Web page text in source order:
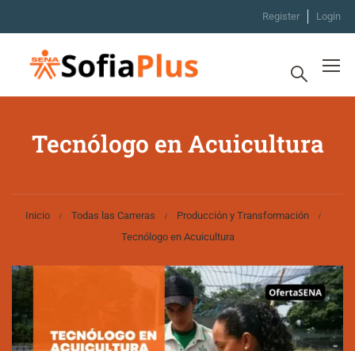
Register Login
Tecnólogo en Acuicultura
Inicio Todas las Carreras
Producción y Transformación
Tecnólogo en Acuicultura